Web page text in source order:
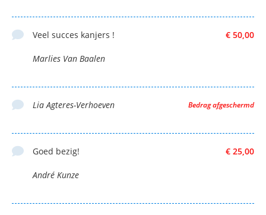
€ 50,00
Veel succes kanjers !
Marlies Van Baalen
Bedrag afgeschermd
Lia Agteres-Verhoeven
€ 25,00
Goed bezig!
André Kunze